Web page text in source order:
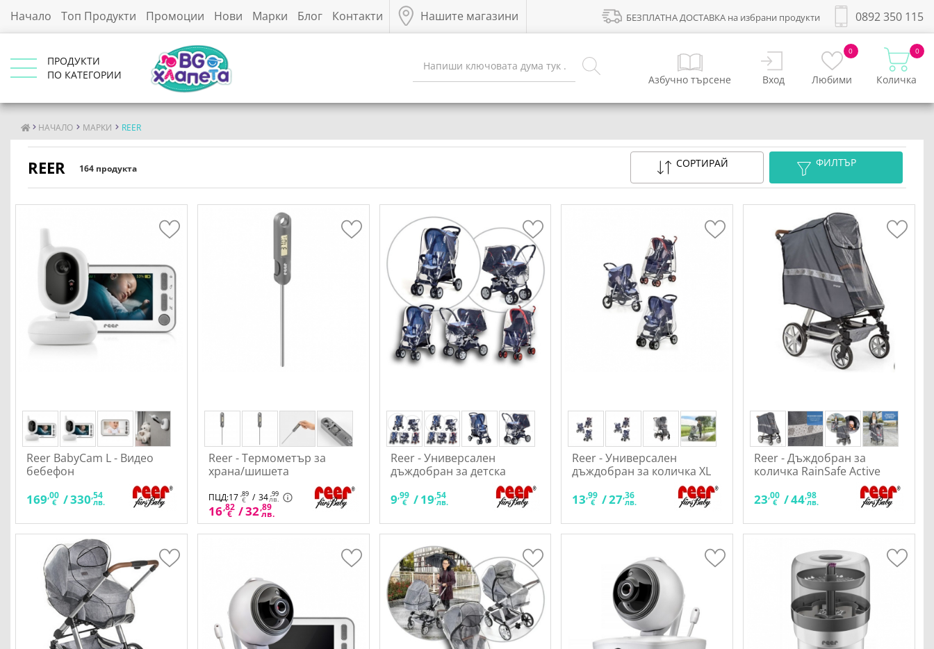
Начало Топ Продукти Промоции Нови Марки Блог Контакти Нашите магазини 0892 350 115
БЕЗПЛАТНА ДОСТАВКА на избрани продукти
ПРОДУКТИ
ПО КАТЕГОРИИ
Азбучно търсене Вход
0
Любими
0
Количка
НАЧАЛО МАРКИ REER
REER 164 продукта СОРТИРАЙ ФИЛТЪР
Reer BabyCam L - Видео
бебефон
169,00
€ /330,54
лв.
Reer - Термометър за
храна/шишета
ПЦД:17 ,89
€ / 34 ,99
лв.
16,82
€ /32,89
лв.
Reer - Универсален
дъждобран за детска
9,99
€ /19,54
лв.
Reer - Универсален
дъждобран за количка XL
13,99
€ /27,36
лв.
Reer - Дъждобран за
количка RainSafe Active
23,00
€ /44,98
лв.